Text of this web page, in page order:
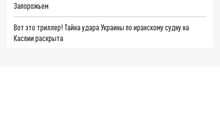
Запорожьем
Вот это триллер! Тайна удара Украины по иранскому судну на
Каспии раскрыта